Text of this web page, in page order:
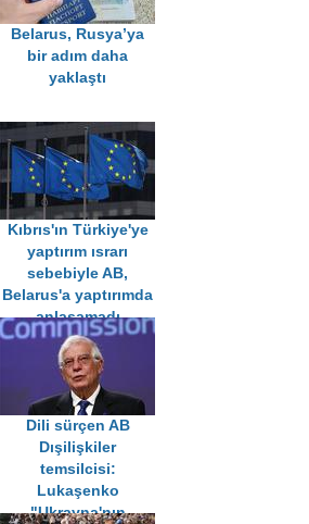
Belarus, Rusya’ya
bir adım daha
yaklaştı
Kıbrıs'ın Türkiye'ye
yaptırım ısrarı
sebebiyle AB,
Belarus'a yaptırımda
anlaşamadı
Dili sürçen AB
Dışilişkiler
temsilcisi:
Lukaşenko
"Ukrayna'nın